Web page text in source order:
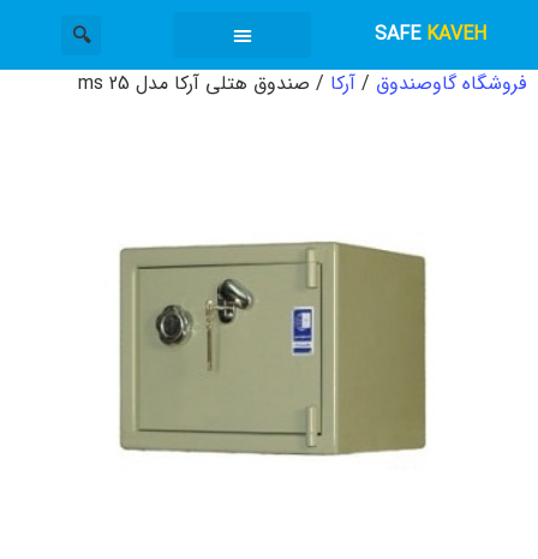
SAFE KAVEH
فروشگاه گاوصندوق / آرکا / صندوق هتلی آرکا مدل ms 25